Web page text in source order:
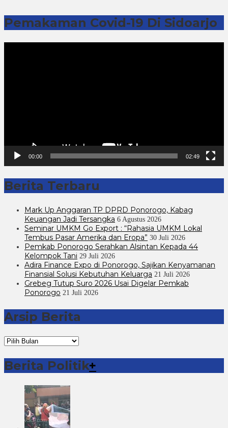
Pemakaman Covid-19 Di Sidoarjo
00:00 02:49
Berita Terbaru
Mark Up Anggaran TP DPRD Ponorogo, Kabag
Keuangan Jadi Tersangka 6 Agustus 2026
Seminar UMKM Go Export : “Rahasia UMKM Lokal
Tembus Pasar Amerika dan Eropa” 30 Juli 2026
Pemkab Ponorogo Serahkan Alsintan Kepada 44
Kelompok Tani 29 Juli 2026
Adira Finance Expo di Ponorogo, Sajikan Kenyamanan
Finansial Solusi Kebutuhan Keluarga 21 Juli 2026
Grebeg Tutup Suro 2026 Usai Digelar Pemkab
Ponorogo 21 Juli 2026
Arsip Berita
Arsip
Berita
Berita Politik+